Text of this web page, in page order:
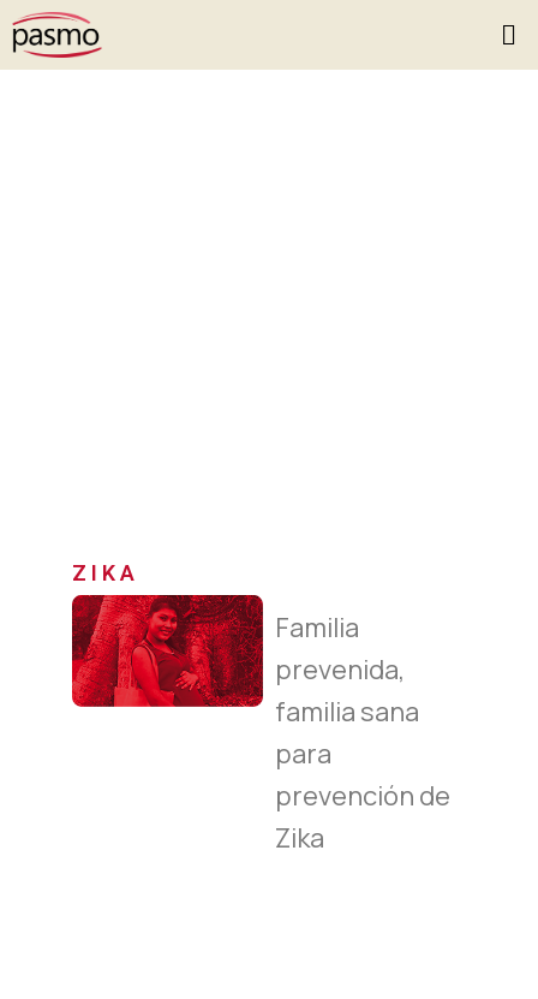
ZIKA
Familia
prevenida,
familia sana
para
prevención de
Zika